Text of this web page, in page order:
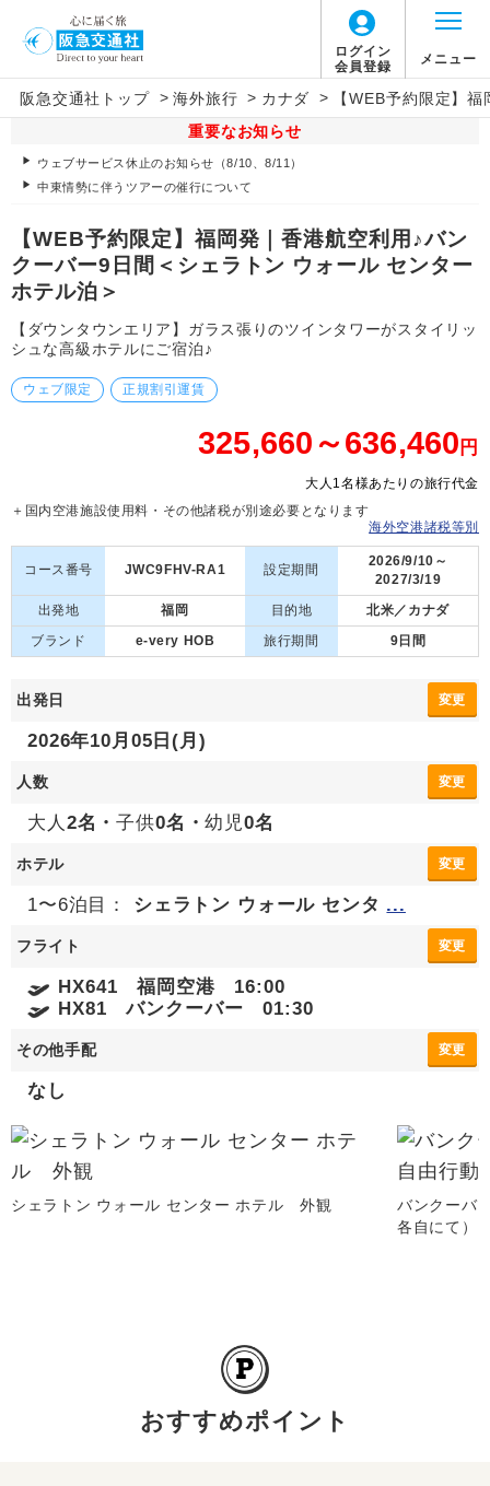
ログイン
会員登録
メニュー
阪急交通社トップ > 海外旅行 > カナダ >
【WEB予約限定】
重要なお知らせ
ウェブサービス休止のお知らせ（8/10、8/11）
中東情勢に伴うツアーの催行について
【WEB予約限定】福岡発｜香港航空利用♪バン
クーバー9日間＜シェラトン ウォール センター
ホテル泊＞
【ダウンタウンエリア】ガラス張りのツインタワーがスタイリッ
シュな高級ホテルにご宿泊♪
ウェブ限定 正規割引運賃
325,660～636,460 円
大人1名様あたりの旅行代金
＋国内空港施設使用料・その他諸税が別途必要となります
海外空港諸税等別
コース番号 JWC9FHV-RA1 設定期間
2026/9/10～
2027/3/19
出発地
福岡 目的地
北米／カナダ
ブランド
e-very HOB 旅行期間 9日間
出発日 変更
2026年10月05日(月)
人数 変更
大人 2名・子供0名・幼児0名
ホテル 変更
1〜6泊目： シェラトン ウォール センタ ...
フライト 変更
HX641 福岡空港 16:00
HX81 バンクーバー 01:30
その他手配 変更
なし
シェラトン ウォール センター ホテル 外観
バンクーバ
各自にて）
おすすめポイント